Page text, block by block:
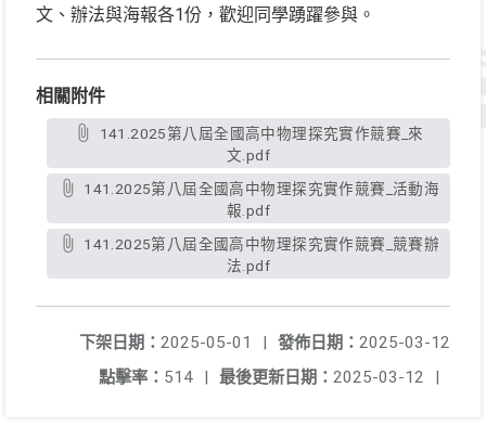
文、辦法與海報各1份，歡迎同學踴躍參與。
相關附件
文.pdf
報.pdf
法.pdf
發佈日期： 2025-03-12
下架日期： 2025-05-01
|
最後更新日期： 2025-03-12 |
點擊率： 514 |